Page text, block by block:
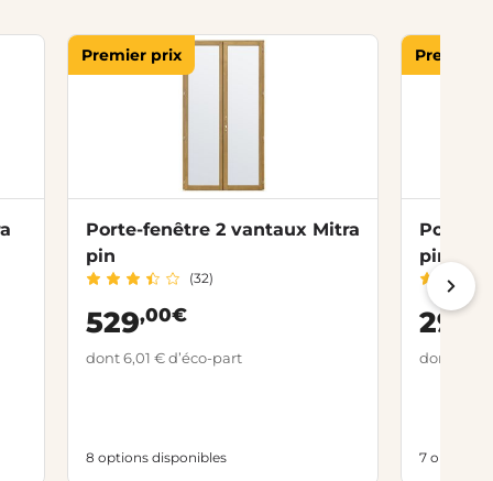
Premier prix
Porte-fenêtre 2 vantaux Mitra
pin
(32)
529,00€
dont 6,01 € d’éco-part
8 options disponibles
Premier
Porte-
pin
299
dont 6,01
7 options